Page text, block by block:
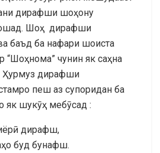
дирафши шоҳону
Шоҳ дирафши
баъд ба нафари шоиста
“Шоҳнома” чунин як саҳна
Ҳурмуз дирафши
пеш аз супоридан ба
як шукӯҳ мебӯсад :
дирафш,
буд бунафш.